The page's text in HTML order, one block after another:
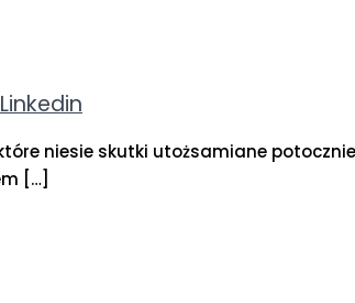
niesie skutki utożsamiane
[…]